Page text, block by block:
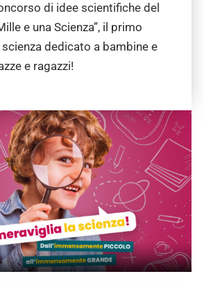
di idee scientifiche del
e una Scienza”, il primo
dedicato a bambine e
e ragazzi!